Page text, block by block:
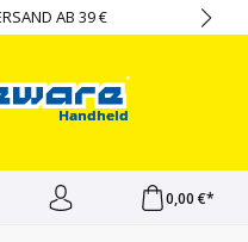
AB 39 €
0,00 €*